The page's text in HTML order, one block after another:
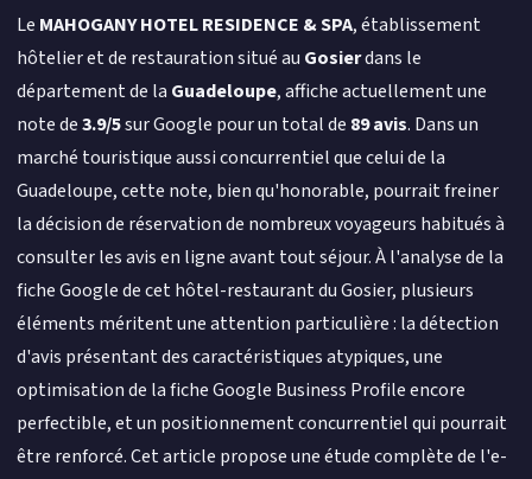
Le MAHOGANY HOTEL RESIDENCE & SPA, établissement
hôtelier et de restauration situé au Gosierdans le
département de la Guadeloupe, affiche actuellement une
note de3.9/5sur Google pour un total de 89 avis. Dans un
marché touristique aussi concurrentiel que celui de la
Guadeloupe, cette note, bien qu'honorable, pourrait freiner
la décision de réservation de nombreux voyageurs habitués à
consulter les avis en ligne avant tout séjour. À l'analyse de la
fiche Google de cet hôtel-restaurant du Gosier, plusieurs
éléments méritent une attention particulière : la détection
d'avis présentant des caractéristiques atypiques, une
optimisation de la fiche Google Business Profile encore
perfectible, et un positionnement concurrentiel qui pourrait
être renforcé. Cet article propose une étude complète de l'e-